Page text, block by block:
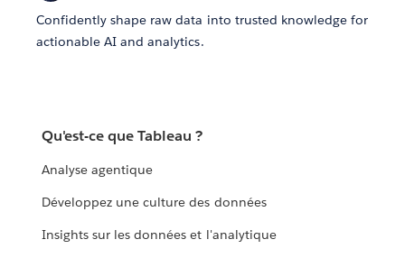
Confidently shape raw data into trusted knowledge for
actionable AI and analytics.
Qu'est-ce que Tableau ?
Analyse agentique
Développez une culture des données
Insights sur les données et l'analytique